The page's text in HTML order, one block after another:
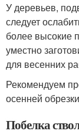
У деревьев,
следует
более высокие
уместно
для весенних
Рекомендуем
осенней
Побелка